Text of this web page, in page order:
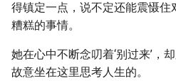
得镇定一点，说不定还能震慑
糟糕的事情。
她在心中不断念叨着‘别过来’，
故意坐在这里思考人生的。